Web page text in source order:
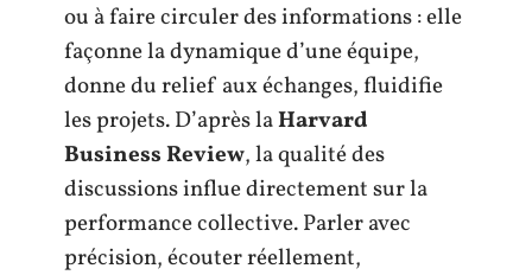
ou à faire circuler des informations : elle
façonne la dynamique d’une équipe,
donne du relief aux échanges, fluidifie
les projets. D’après laHarvard
Business Review, la qualité des
discussions influe directement sur la
performance collective. Parler avec
précision, écouter réellement,